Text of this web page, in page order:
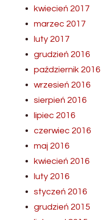
kwiecień 2017
marzec 2017
luty 2017
grudzień 2016
październik 2016
wrzesień 2016
sierpień 2016
lipiec 2016
czerwiec 2016
maj 2016
kwiecień 2016
luty 2016
styczeń 2016
grudzień 2015